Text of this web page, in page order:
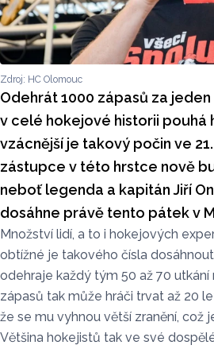
Zdroj: HC Olomouc
Odehrát 1000 zápasů za
v celé hokejové historii pouhá
vzácnější je takový počin ve
zástupce v této hrstce nově
neboť legenda a kapitán Jiří
dosáhne právě tento pátek v
Množství lidí, a to i hokejových
obtížné je takového čísla
odehraje každý tým 50 až 70 utkání
zápasů tak může hráči trvat až 20
že se mu vyhnou větší zranění, což
Většina hokejistů tak ve své